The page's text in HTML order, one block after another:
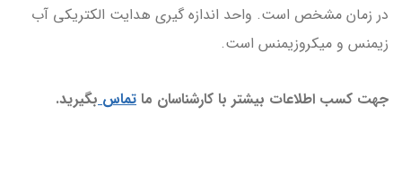
در زمان مشخص است. واحد اندازه گیری هدایت الکتریکی آب
زیمنس و میکروزیمنس است.
جهت کسب اطلاعات بیشتر با کارشناسان ما تماس بگیرید.